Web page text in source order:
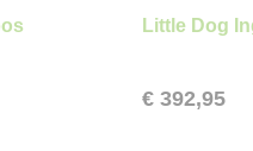
Little Dog
€ 392,95